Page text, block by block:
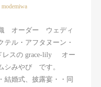
modemiwa
オーダー ウェディ
テル・アフタヌーン・
レスの grace-lily オー
シみやび です。
結婚式、披露宴・・同